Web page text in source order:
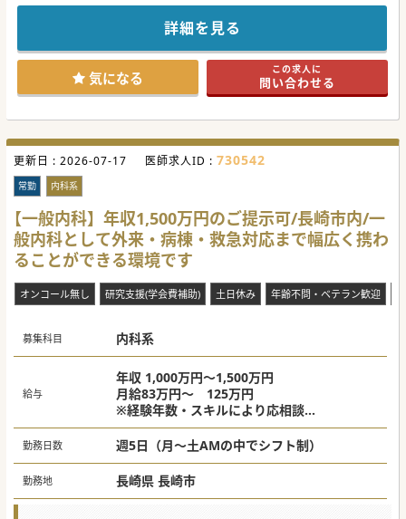
す。
回リハ病棟の体制強化という背景で医師採用をされていま
土日祝休みで当直・オンコールのない働き方なので
プライベートの時間との両立もしやすい環境かと思います。
また、週3日の非常勤勤務からスタートすることも相談可能
少しでもご興味がございましたら、お気軽にお問合せくださ
#週3日可 #秋入職可
詳細を見る
気になる この求人に
問い合わせる
更新日 : 2026-07-17 医師求人ID : 730542
常勤 内科系
【一般内科】年収1,500万円のご提示可/長崎市内/一
般内科として外来・病棟・救急対応まで幅広く携わ
ることができる環境です
オンコール無し 研究支援(学会費補助) 土日休み 年齢不問・ベテラン歓迎
募集科目 内科系
給与
年収 1,000万円～1,500万円
月給83万円～ 125万円
※経験年数・スキルにより応相談
※当直手当（月1回程度）含む
勤務日数 週5日（月～土AMの中でシフト制）
勤務地 長崎県 長崎市